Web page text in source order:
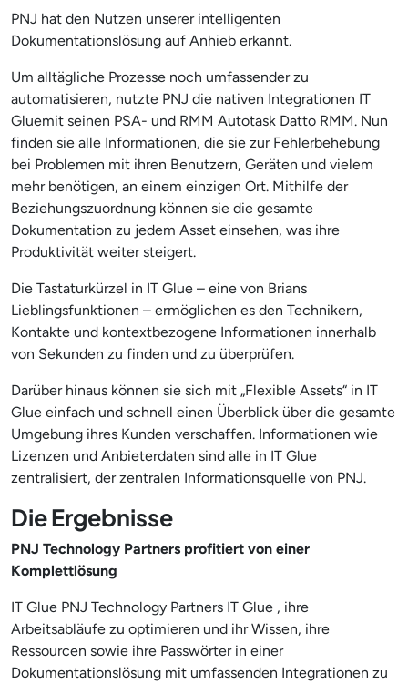
PNJ hat den Nutzen unserer intelligenten
Dokumentationslösung auf Anhieb erkannt.
Um alltägliche Prozesse noch umfassender zu
automatisieren, nutzte PNJ die nativen Integrationen IT
Gluemit seinen PSA- und RMM Autotask Datto RMM. Nun
finden sie alle Informationen, die sie zur Fehlerbehebung
bei Problemen mit ihren Benutzern, Geräten und vielem
mehr benötigen, an einem einzigen Ort. Mithilfe der
Beziehungszuordnung können sie die gesamte
Dokumentation zu jedem Asset einsehen, was ihre
Produktivität weiter steigert.
Die Tastaturkürzel in IT Glue – eine von Brians
Lieblingsfunktionen – ermöglichen es den Technikern,
Kontakte und kontextbezogene Informationen innerhalb
von Sekunden zu finden und zu überprüfen.
Darüber hinaus können sie sich mit „Flexible Assets“ in IT
Glue einfach und schnell einen Überblick über die gesamte
Umgebung ihres Kunden verschaffen. Informationen wie
Lizenzen und Anbieterdaten sind alle in IT Glue
zentralisiert, der zentralen Informationsquelle von PNJ.
Die Ergebnisse
PNJ Technology Partners profitiert von einer
Komplettlösung
IT Glue PNJ Technology Partners IT Glue , ihre
Arbeitsabläufe zu optimieren und ihr Wissen, ihre
Ressourcen sowie ihre Passwörter in einer
Dokumentationslösung mit umfassenden Integrationen zu